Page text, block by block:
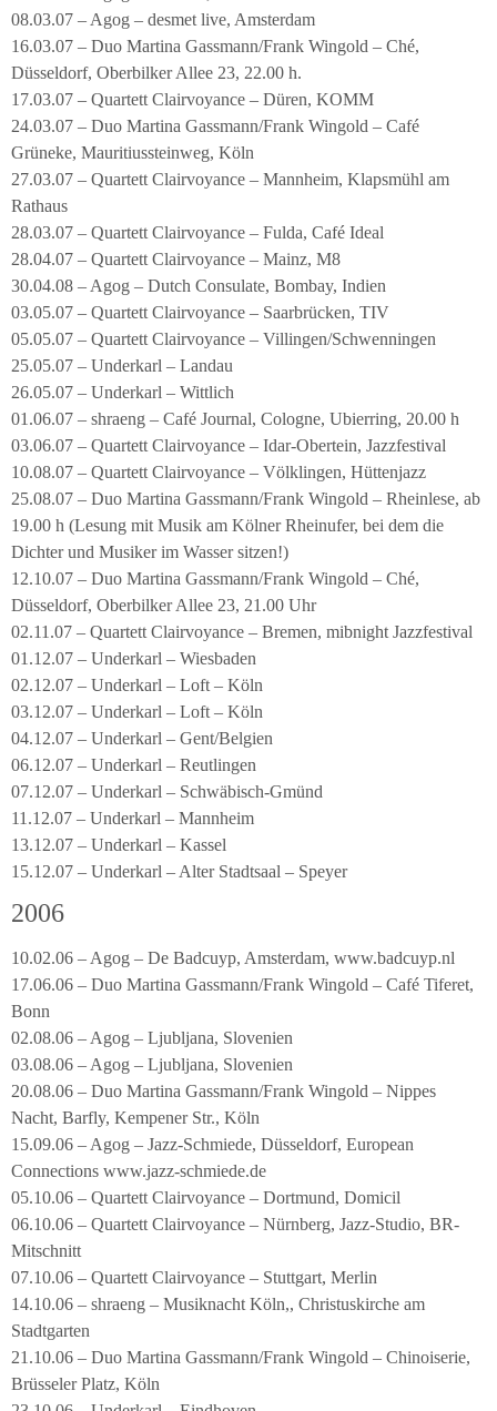
08.03.07 – Agog – desmet live, Amsterdam
16.03.07 – Duo Martina Gassmann/Frank Wingold – Ché,
Düsseldorf, Oberbilker Allee 23, 22.00 h.
17.03.07 – Quartett Clairvoyance – Düren, KOMM
24.03.07 – Duo Martina Gassmann/Frank Wingold – Café
Grüneke, Mauritiussteinweg, Köln
27.03.07 – Quartett Clairvoyance – Mannheim, Klapsmühl am
Rathaus
28.03.07 – Quartett Clairvoyance – Fulda, Café Ideal
28.04.07 – Quartett Clairvoyance – Mainz, M8
30.04.08 – Agog – Dutch Consulate, Bombay, Indien
03.05.07 – Quartett Clairvoyance – Saarbrücken, TIV
05.05.07 – Quartett Clairvoyance – Villingen/Schwenningen
25.05.07 – Underkarl – Landau
26.05.07 – Underkarl – Wittlich
01.06.07 – shraeng – Café Journal, Cologne, Ubierring, 20.00 h
03.06.07 – Quartett Clairvoyance – Idar-Obertein, Jazzfestival
10.08.07 – Quartett Clairvoyance – Völklingen, Hüttenjazz
25.08.07 – Duo Martina Gassmann/Frank Wingold – Rheinlese, ab
19.00 h (Lesung mit Musik am Kölner Rheinufer, bei dem die
Dichter und Musiker im Wasser sitzen!)
12.10.07 – Duo Martina Gassmann/Frank Wingold – Ché,
Düsseldorf, Oberbilker Allee 23, 21.00 Uhr
02.11.07 – Quartett Clairvoyance – Bremen, mibnight Jazzfestival
01.12.07 – Underkarl – Wiesbaden
02.12.07 – Underkarl – Loft – Köln
03.12.07 – Underkarl – Loft – Köln
04.12.07 – Underkarl – Gent/Belgien
06.12.07 – Underkarl – Reutlingen
07.12.07 – Underkarl – Schwäbisch-Gmünd
11.12.07 – Underkarl – Mannheim
13.12.07 – Underkarl – Kassel
15.12.07 – Underkarl – Alter Stadtsaal – Speyer
2006
10.02.06 – Agog – De Badcuyp, Amsterdam, www.badcuyp.nl
17.06.06 – Duo Martina Gassmann/Frank Wingold – Café Tiferet,
Bonn
02.08.06 – Agog – Ljubljana, Slovenien
03.08.06 – Agog – Ljubljana, Slovenien
20.08.06 – Duo Martina Gassmann/Frank Wingold – Nippes
Nacht, Barfly, Kempener Str., Köln
15.09.06 – Agog – Jazz-Schmiede, Düsseldorf, European
Connections www.jazz-schmiede.de
05.10.06 – Quartett Clairvoyance – Dortmund, Domicil
06.10.06 – Quartett Clairvoyance – Nürnberg, Jazz-Studio, BR-
Mitschnitt
07.10.06 – Quartett Clairvoyance – Stuttgart, Merlin
14.10.06 – shraeng – Musiknacht Köln,, Christuskirche am
Stadtgarten
21.10.06 – Duo Martina Gassmann/Frank Wingold – Chinoiserie,
Brüsseler Platz, Köln